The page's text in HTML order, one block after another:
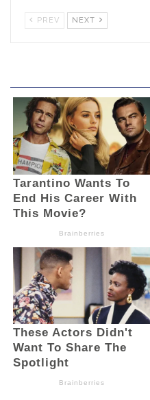
PREV NEXT